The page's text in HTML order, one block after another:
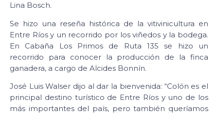
Lina Bosch.
Se hizo una reseña histórica de la vitivinicultura en
Entre Ríos y un recorrido por los viñedos y la bodega.
En Cabaña Los Primos de Ruta 135 se hizo un
recorrido para conocer la producción de la finca
ganadera, a cargo de Alcides Bonnín.
José Luis Walser dijo al dar la bienvenida: “Colón es el
principal destino turístico de Entre Ríos y uno de los
más importantes del país, pero también queríamos